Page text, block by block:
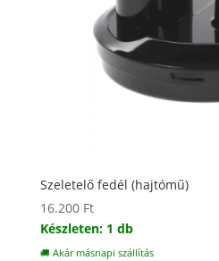
Szeletelő fedél (hajtómű)
16.200 Ft
Készleten: 1 db
🚚 Akár másnapi szállítás